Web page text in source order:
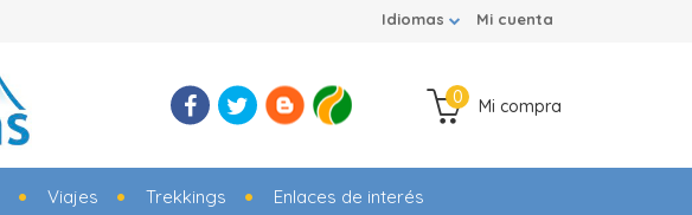
Mi cuenta
Idiomas
Mi compra
0
Viajes Trekkings Enlaces de interés